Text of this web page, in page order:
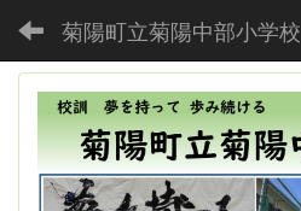
菊陽町立菊陽中部小学校